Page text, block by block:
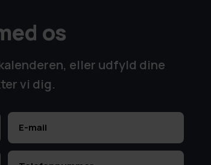
os
eller udfyld dine
vi dig.
E-
mail
Telefon